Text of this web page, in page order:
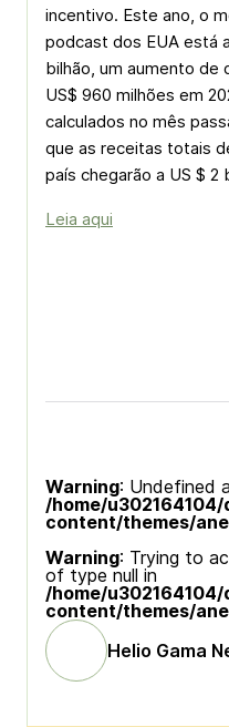
incentivo. Este ano, o
podcast dos EUA está
bilhão, um aumento de
US$ 960 milhões em
calculados no mês
que as receitas totais
país chegarão a US $ 2
Leia aqui
Warning: Undefined
/home/
content/themes/
Warning: Trying to
of type null in
/home/
content/themes/
Helio Gama